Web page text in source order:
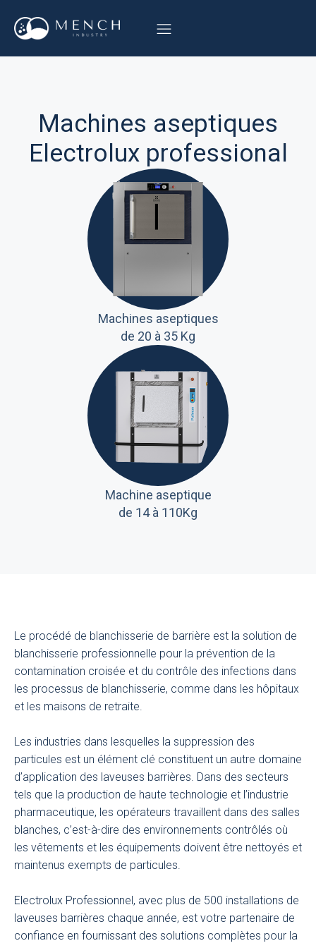
Machines aseptiques
Electrolux professional
Machines
Machines aseptiques
de 20 à 35 Kg
Machines
aseptiques 50-110
Kg
Machine aseptique
de 14 à 110Kg
Le procédé de blanchisserie de barrière est la solution de
blanchisserie professionnelle pour la prévention de la
contamination croisée et du contrôle des infections dans
les processus de blanchisserie, comme dans les hôpitaux
et les maisons de retraite.
Les industries dans lesquelles la suppression des
particules est un élément clé constituent un autre domaine
d’application des laveuses barrières. Dans des secteurs
tels que la production de haute technologie et l’industrie
pharmaceutique, les opérateurs travaillent dans des salles
blanches, c’est-à-dire des environnements contrôlés où
les vêtements et les équipements doivent être nettoyés et
maintenus exempts de particules.
Electrolux Professionnel, avec plus de 500 installations de
laveuses barrières chaque année, est votre partenaire de
confiance en fournissant des solutions complètes pour la